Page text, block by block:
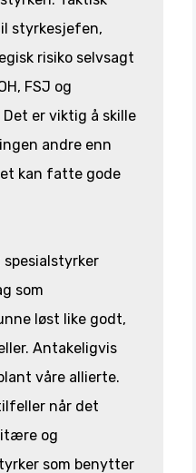
styrkesjefen,
risiko selvsagt
FSJ og
er viktig å skille
andre enn
kan fatte gode
spesialstyrker
som
løst like godt,
Antakeligvis
våre allierte.
når det
og
som benytter